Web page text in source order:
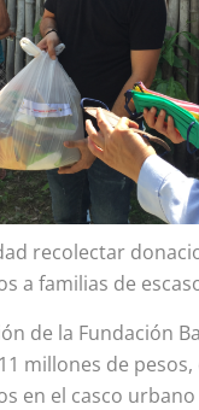
recolectar
a familias de
de la Fundación
millones de
en el casco